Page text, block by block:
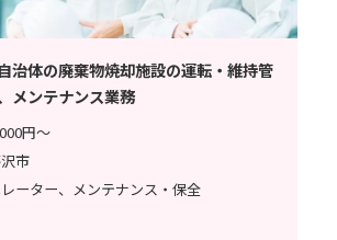
治体の廃棄物焼却施設の運転・維持管
メンテナンス業務
円～
市
ーター、メンテナンス・保全